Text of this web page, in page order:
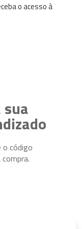
o acesso à
sua
o código